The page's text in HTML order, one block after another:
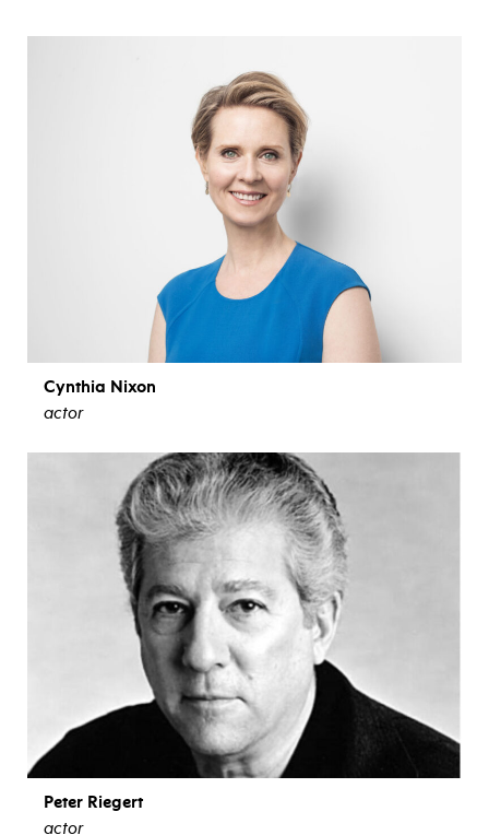
Cynthia Nixon
actor
Peter Riegert
actor